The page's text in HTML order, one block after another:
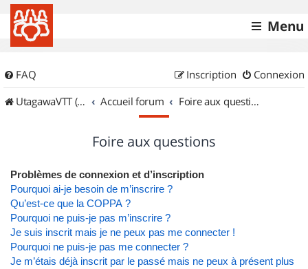
Menu
FAQ Connexion
Inscription
UtagawaVTT (Randos VTT et VTTAE avec traces GPS)
Accueil forum Foire aux questions
Foire aux questions
Problèmes de connexion et d’inscription
Pourquoi ai-je besoin de m’inscrire ?
Qu’est-ce que la COPPA ?
Pourquoi ne puis-je pas m’inscrire ?
Je suis inscrit mais je ne peux pas me connecter !
Pourquoi ne puis-je pas me connecter ?
Je m’étais déjà inscrit par le passé mais ne peux à présent plus